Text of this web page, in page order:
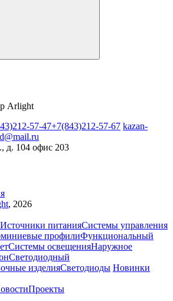
Arlight
57-47+7(843)212-57-67 kazan-
д. 104 офис 203
, 2026
Источники питанияСистемы управления
профилиФункциональный
Системы освещенияНаружное
Светодиодный
изделияСветодиоды Новинки
Проекты